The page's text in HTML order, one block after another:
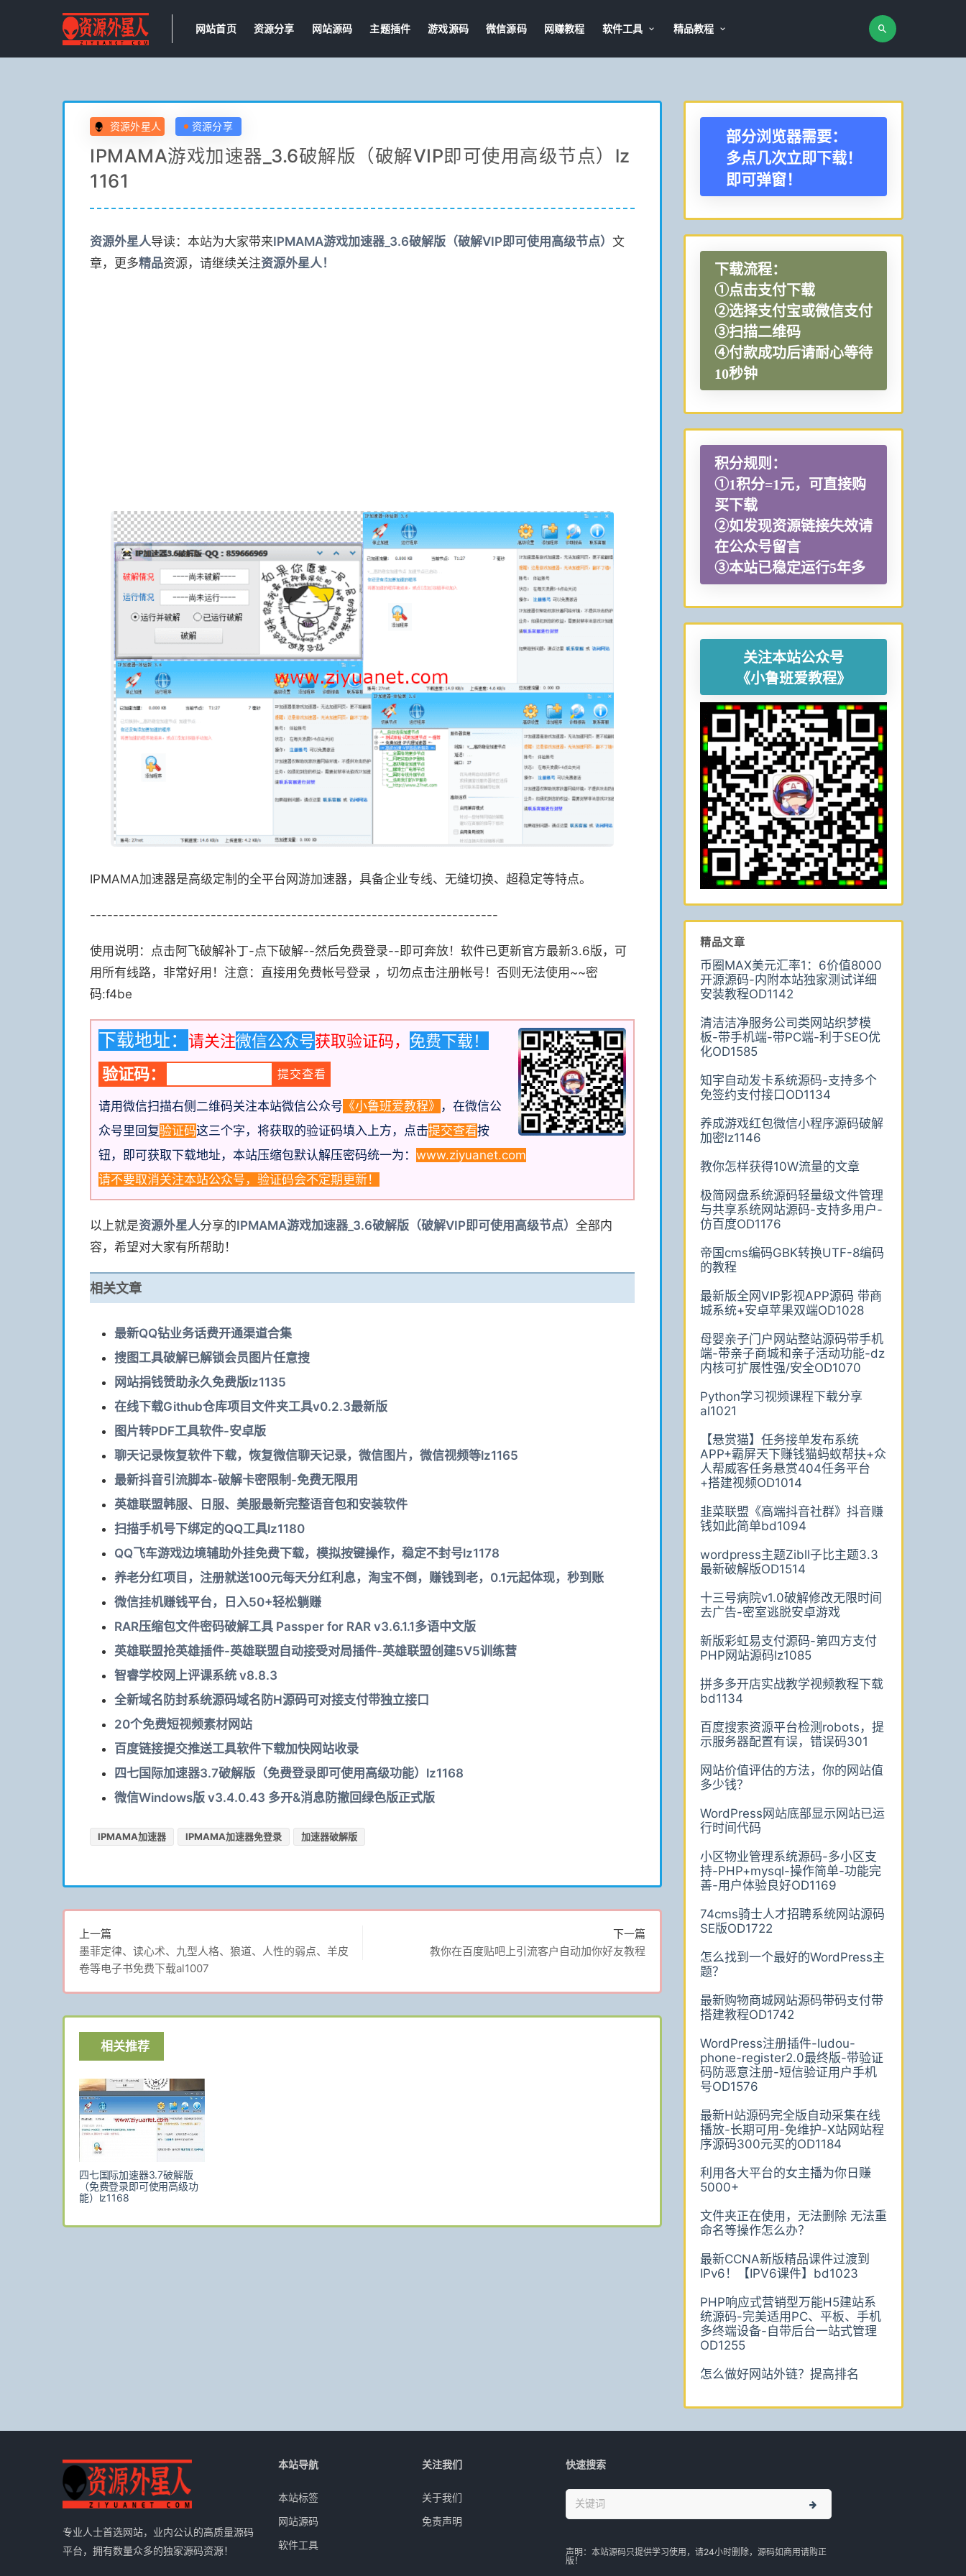
网站首页 资源分享 网站源码 主题插件 游戏源码 微信源码 网赚教程 软件工具 精品教程
资源外星人 资源分享
IPMAMA游戏加速器_3.6破解版（破解VIP即可使用高级节点）lz
1161
资源外星人导读：本站为大家带来IPMAMA游戏加速器_3.6破解版（破解VIP即可使用高级节点） 文
章，更多精品资源，请继续关注资源外星人！
IPMAMA加速器是高级定制的全平台网游加速器，具备企业专线、无缝切换、超稳定等特点。
-----------------------------------------------------------------------
使用说明：点击阿飞破解补丁-点下破解--然后免费登录--即可奔放！软件已更新官方最新3.6版，可
用所有线路，非常好用！注意：直接用免费帐号登录 ，切勿点击注册帐号！否则无法使用~~密
码:f4be
下载地址： 请关注微信公众号获取验证码， 免费下载！
验证码：
请用微信扫描右侧二维码关注本站微信公众号 《小鲁班爱教程》 ，在微信公
众号里回复验证码这三个字，将获取的验证码填入上方，点击提交查看按
钮，即可获取下载地址 ，本站压缩包默认解压密码统一为： www.ziyuanet.com
请不要取消关注本站公众号，验证码会不定期更新！
以上就是资源外星人分享的IPMAMA游戏加速器_3.6破解版（破解VIP即可使用高级节点） 全部内
容，希望对大家有所帮助！
相关文章
最新QQ钻业务话费开通渠道合集
搜图工具破解已解锁会员图片任意搜
网站捐钱赞助永久免费版lz1135
在线下载Github仓库项目文件夹工具v0.2.3最新版
图片转PDF工具软件-安卓版
聊天记录恢复软件下载，恢复微信聊天记录，微信图片，微信视频等lz1165
最新抖音引流脚本-破解卡密限制-免费无限用
英雄联盟韩服、日服、美服最新完整语音包和安装软件
扫描手机号下绑定的QQ工具lz1180
QQ飞车游戏边境辅助外挂免费下载，模拟按键操作，稳定不封号lz1178
养老分红项目，注册就送100元每天分红利息，淘宝不倒，赚钱到老，0.1元起体现，秒到账
微信挂机赚钱平台，日入50+轻松躺赚
RAR压缩包文件密码破解工具 Passper for RAR v3.6.1.1多语中文版
英雄联盟抢英雄插件-英雄联盟自动接受对局插件-英雄联盟创建5V5训练营
智睿学校网上评课系统 v8.8.3
全新域名防封系统源码域名防H源码可对接支付带独立接口
20个免费短视频素材网站
百度链接提交推送工具软件下载加快网站收录
四七国际加速器3.7破解版（免费登录即可使用高级功能）lz1168
微信Windows版 v3.4.0.43 多开&消息防撤回绿色版正式版
IPMAMA加速器 IPMAMA加速器免登录 加速器破解版
上一篇
墨菲定律、读心术、九型人格、狼道、人性的弱点、羊皮
卷等电子书免费下载al1007
下一篇
教你在百度贴吧上引流客户自动加你好友教程
相关推荐
四七国际加速器3.7破解版
（免费登录即可使用高级功
能）lz1168
部分浏览器需要：
多点几次立即下载！
即可弹窗！
下载流程：
①点击支付下载
②选择支付宝或微信支付
③扫描二维码
④付款成功后请耐心等待
10秒钟
积分规则：
①1积分=1元，可直接购
买下载
②如发现资源链接失效请
在公众号留言
③本站已稳定运行5年多
关注本站公众号
《小鲁班爱教程》
精品文章
币圈MAX美元汇率1：6价值8000
开源源码-内附本站独家测试详细
安装教程OD1142
清洁洁净服务公司类网站织梦模
板-带手机端-带PC端-利于SEO优
化OD1585
知宇自动发卡系统源码-支持多个
免签约支付接口OD1134
养成游戏红包微信小程序源码破解
加密lz1146
教你怎样获得10W流量的文章
极简网盘系统源码轻量级文件管理
与共享系统网站源码-支持多用户-
仿百度OD1176
帝国cms编码GBK转换UTF-8编码
的教程
最新版全网VIP影视APP源码 带商
城系统+安卓苹果双端OD1028
母婴亲子门户网站整站源码带手机
端-带亲子商城和亲子活动功能-dz
内核可扩展性强/安全OD1070
Python学习视频课程下载分享
al1021
【悬赏猫】任务接单发布系统
APP+霸屏天下赚钱猫蚂蚁帮扶+众
人帮威客任务悬赏404任务平台
+搭建视频OD1014
韭菜联盟《高端抖音社群》抖音赚
钱如此简单bd1094
wordpress主题Zibll子比主题3.3
最新破解版OD1514
十三号病院v1.0破解修改无限时间
去广告-密室逃脱安卓游戏
新版彩虹易支付源码-第四方支付
PHP网站源码lz1085
拼多多开店实战教学视频教程下载
bd1134
百度搜索资源平台检测robots，提
示服务器配置有误，错误码301
网站价值评估的方法，你的网站值
多少钱？
WordPress网站底部显示网站已运
行时间代码
小区物业管理系统源码-多小区支
持-PHP+mysql-操作简单-功能完
善-用户体验良好OD1169
74cms骑士人才招聘系统网站源码
SE版OD1722
怎么找到一个最好的WordPress主
题？
最新购物商城网站源码带码支付带
搭建教程OD1742
WordPress注册插件-ludou-
phone-register2.0最终版-带验证
码防恶意注册-短信验证用户手机
号OD1576
最新H站源码完全版自动采集在线
播放-长期可用-免维护-X站网站程
序源码300元买的OD1184
利用各大平台的女主播为你日赚
5000+
文件夹正在使用，无法删除 无法重
命名等操作怎么办？
最新CCNA新版精品课件过渡到
IPv6！【IPV6课件】bd1023
PHP响应式营销型万能H5建站系
统源码-完美适用PC、平板、手机
多终端设备-自带后台一站式管理
OD1255
怎么做好网站外链？提高排名
专业人士首选网站，业内公认的高质量源码
平台，拥有数量众多的独家源码资源！
本站导航
本站标签
网站源码
软件工具
关注我们
关于我们
免责声明
快速搜索
声明：本站源码只提供学习使用，请24小时删除，源码如商用请购正
版！